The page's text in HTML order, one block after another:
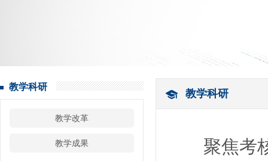
教学科研
教学改革
教学成果
教学科研
聚焦考